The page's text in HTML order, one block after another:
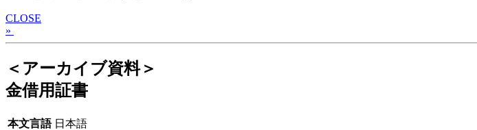
CLOSE
»
＜アーカイブ資料＞
金借用証書
本文言語 日本語